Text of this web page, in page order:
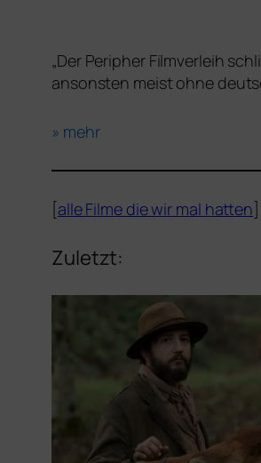
„Der Peripher Filmverleih
ansons­ten meist ohne
» mehr
[alle Filme die wir mal hat­ten]
Zuletzt: